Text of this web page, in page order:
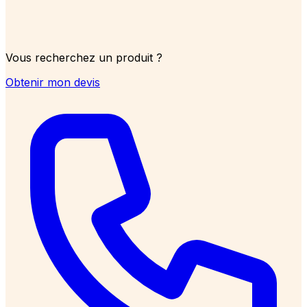
Vous recherchez un produit ?
Obtenir mon devis